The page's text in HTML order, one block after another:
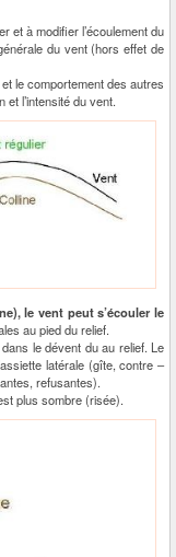
et à modifier l’écoulement du
du vent (hors effet de
le comportement des autres
l’intensité du vent.
le vent peut s’écouler le
au pied du relief.
le dévent du au relief. Le
latérale (gîte, contre –
refusantes).
plus sombre (risée).